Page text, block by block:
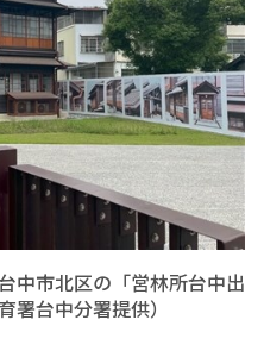
中市北区の「営林所台中出
署台中分署提供）